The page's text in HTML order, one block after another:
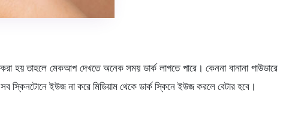
হয় তাহলে মেকআপ দেখতে অনেক সময় ডার্ক লাগতে পারে। কেননা বানানা পাউডারে
স্কিনটোনে ইউজ না করে মিডিয়াম থেকে ডার্ক স্কিনে ইউজ করলে বেটার হবে।